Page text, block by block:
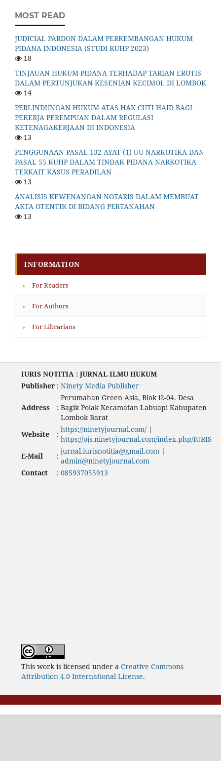
MOST READ
JUDICIAL PARDON DALAM PERKEMBANGAN HUKUM
PIDANA INDONESIA (STUDI KUHP 2023)
18
TINJAUAN HUKUM PIDANA TERHADAP TARIAN EROTIS
DALAM PERTUNJUKAN KESENIAN KECIMOL DI LOMBOK
14
PERLINDUNGAN HUKUM ATAS HAK CUTI HAID BAGI
PEKERJA PEREMPUAN DALAM REGULASI
KETENAGAKERJAAN DI INDONESIA
13
PENGGUNAAN PASAL 132 AYAT (1) UU NARKOTIKA DAN
PASAL 55 KUHP DALAM TINDAK PIDANA NARKOTIKA
TERKAIT KASUS PERADILAN
13
ANALISIS KEWENANGAN NOTARIS DALAM MEMBUAT
AKTA OTENTIK DI BIDANG PERTANAHAN
13
INFORMATION
▸ For Readers
▸ For Authors
▸ For Librarians
IURIS NOTITIA : JURNAL ILMU HUKUM
Publisher : Ninety Media Publisher
Address :
Perumahan Green Asia, Blok i2-04. Desa
Bagik Polak Kecamatan Labuapi Kabupaten
Lombok Barat
Website
:
https://ninetyjournal.com/|
https://ojs.ninetyjournal.com/index.php/IURIS
E-Mail
:
jurnal.iurisnotitia@gmail.com|
admin@ninetyjournal.com
Contact
: 085937055913
This work is licensed under a Creative Commons
Attribution 4.0 International License.